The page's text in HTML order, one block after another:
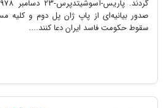
صدور بیانیه‌ای از پاپ ژان پل دوم و کلیه
سقوط حکومت فاسد ایران دعا کنند....